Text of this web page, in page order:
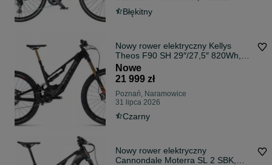
Błękitny
Nowy rower elektryczny Kellys
Theos F90 SH 29″/27,5″ 820Wh,
gwar., FV
Nowe
21 999 zł
Poznań, Naramowice
31 lipca 2026
Czarny
Nowy rower elektryczny
Cannondale Moterra SL 2 SBK,